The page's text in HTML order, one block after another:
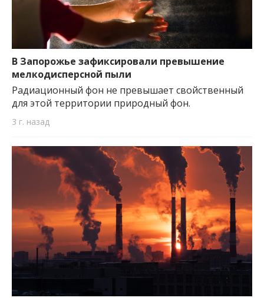
В Запорожье зафиксировали превышение
мелкодисперсной пыли
Радиационный фон не превышает свойственный
для этой территории природный фон.
3 г. назад